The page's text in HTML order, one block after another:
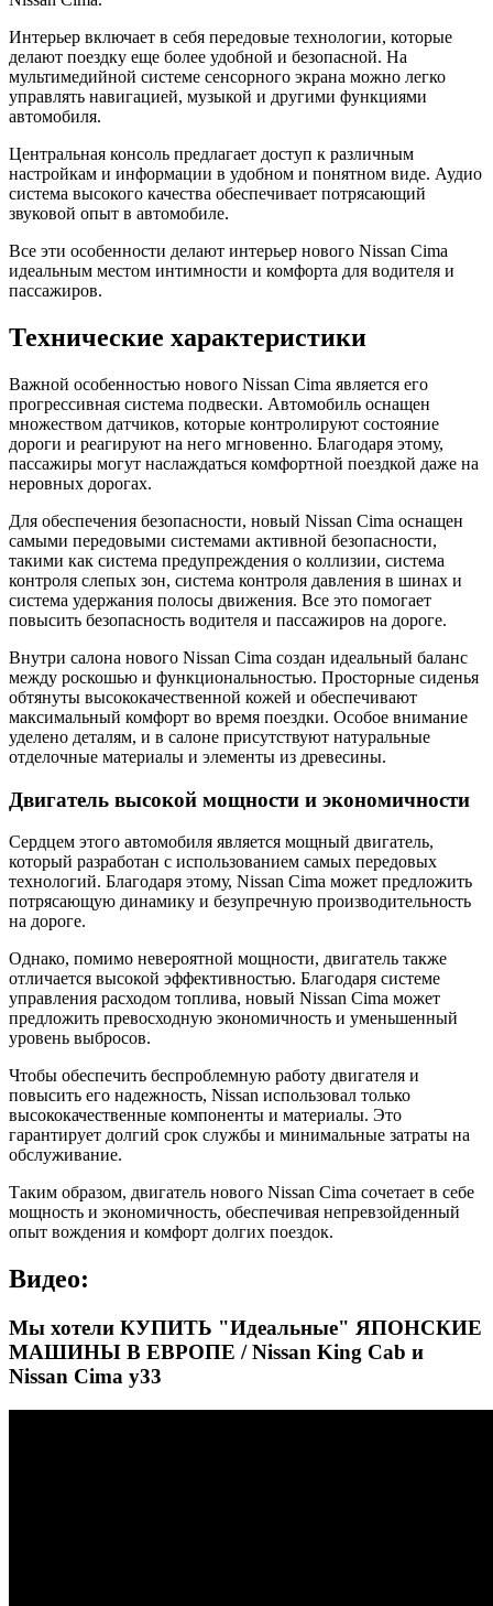
Интерьер включает в себя передовые технологии, которые
делают поездку еще более удобной и безопасной. На
мультимедийной системе сенсорного экрана можно легко
управлять навигацией, музыкой и другими функциями
автомобиля.
Центральная консоль предлагает доступ к различным
настройкам и информации в удобном и понятном виде. Аудио
система высокого качества обеспечивает потрясающий
звуковой опыт в автомобиле.
Все эти особенности делают интерьер нового Nissan Cima
идеальным местом интимности и комфорта для водителя и
пассажиров.
Технические характеристики
Важной особенностью нового Nissan Cima является его
прогрессивная система подвески. Автомобиль оснащен
множеством датчиков, которые контролируют состояние
дороги и реагируют на него мгновенно. Благодаря этому,
пассажиры могут наслаждаться комфортной поездкой даже на
неровных дорогах.
Для обеспечения безопасности, новый Nissan Cima оснащен
самыми передовыми системами активной безопасности,
такими как система предупреждения о коллизии, система
контроля слепых зон, система контроля давления в шинах и
система удержания полосы движения. Все это помогает
повысить безопасность водителя и пассажиров на дороге.
Внутри салона нового Nissan Cima создан идеальный баланс
между роскошью и функциональностью. Просторные сиденья
обтянуты высококачественной кожей и обеспечивают
максимальный комфорт во время поездки. Особое внимание
уделено деталям, и в салоне присутствуют натуральные
отделочные материалы и элементы из древесины.
Двигатель высокой мощности и экономичности
Сердцем этого автомобиля является мощный двигатель,
который разработан с использованием самых передовых
технологий. Благодаря этому, Nissan Cima может предложить
потрясающую динамику и безупречную производительность
на дороге.
Однако, помимо невероятной мощности, двигатель также
отличается высокой эффективностью. Благодаря системе
управления расходом топлива, новый Nissan Cima может
предложить превосходную экономичность и уменьшенный
уровень выбросов.
Чтобы обеспечить беспроблемную работу двигателя и
повысить его надежность, Nissan использовал только
высококачественные компоненты и материалы. Это
гарантирует долгий срок службы и минимальные затраты на
обслуживание.
Таким образом, двигатель нового Nissan Cima сочетает в себе
мощность и экономичность, обеспечивая непревзойденный
опыт вождения и комфорт долгих поездок.
Видео:
Мы хотели КУПИТЬ "Идеальные" ЯПОНСКИЕ
МАШИНЫ В ЕВРОПЕ / Nissan King Cab и
Nissan Cima y33